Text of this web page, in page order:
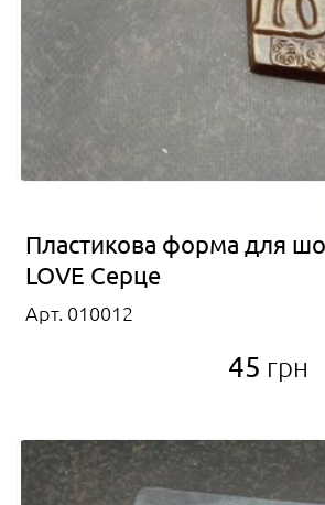
Пластикова форма для
LOVE Серце
Арт. 010012
45 грн